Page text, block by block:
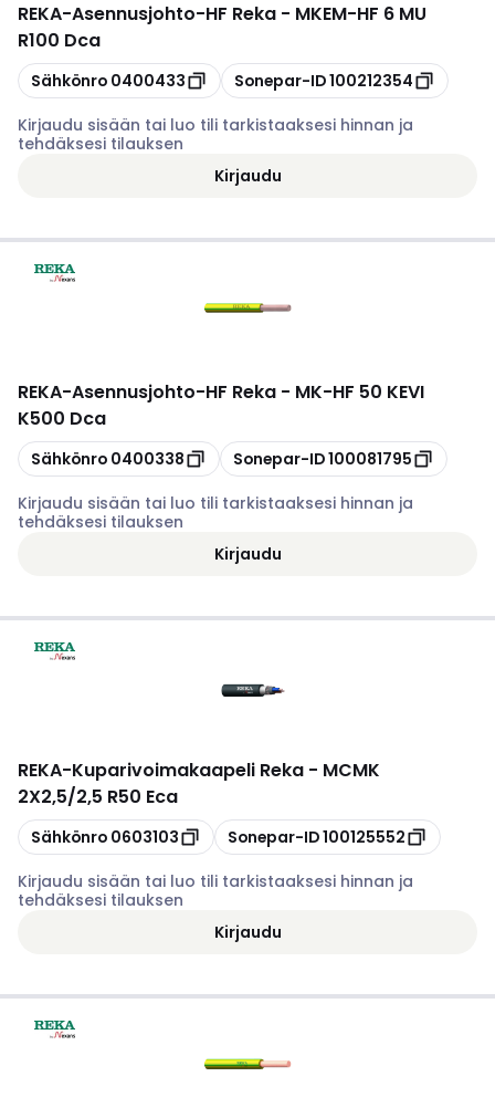
REKA-Asennusjohto-HF Reka - MKEM-HF 6 MU
R100 Dca
Kopioi
Sähkönro 0400433 Kopioi
Sonepar-ID100212354
Kirjaudu sisään tai luo tili tarkistaaksesi hinnan ja
tehdäksesi tilauksen
Kirjaudu
REKA-Asennusjohto-HF Reka - MK-HF 50 KEVI
K500 Dca
Kopioi
Sähkönro 0400338 Kopioi
Sonepar-ID100081795
Kirjaudu sisään tai luo tili tarkistaaksesi hinnan ja
tehdäksesi tilauksen
Kirjaudu
REKA-Kuparivoimakaapeli Reka - MCMK
2X2,5/2,5 R50 Eca
Kopioi
Sähkönro 0603103 Kopioi
Sonepar-ID100125552
Kirjaudu sisään tai luo tili tarkistaaksesi hinnan ja
tehdäksesi tilauksen
Kirjaudu